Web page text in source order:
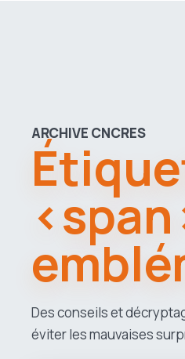
ARCHIVE CNCRES
Des conseils et
éviter les mauvaises